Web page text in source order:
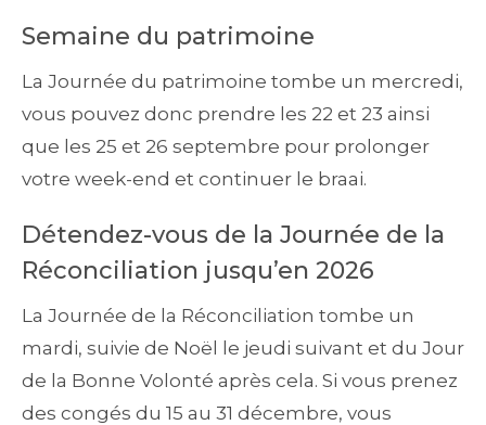
Semaine du patrimoine
La Journée du patrimoine tombe un mercredi,
vous pouvez donc prendre les 22 et 23 ainsi
que les 25 et 26 septembre pour prolonger
votre week-end et continuer le braai.
Détendez-vous de la Journée de la
Réconciliation jusqu’en 2026
La Journée de la Réconciliation tombe un
mardi, suivie de Noël le jeudi suivant et du Jour
de la Bonne Volonté après cela. Si vous prenez
des congés du 15 au 31 décembre, vous